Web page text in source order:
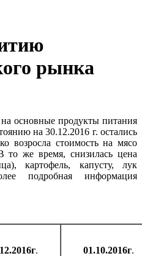
рынка
основные продукты питания
на 30.12.2016 г. остались
возросла стоимость на мясо
же время, снизилась цена
картофель, капусту, лук
подробная информация
. 01.10.2016г.